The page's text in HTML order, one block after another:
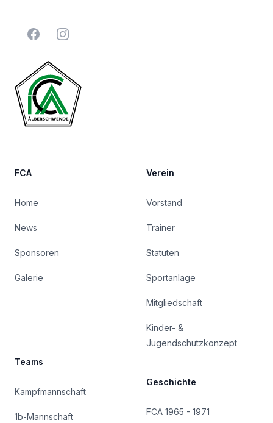
FacebookInstagram
FCA
Home
News
Sponsoren
Galerie
Teams
Kampfmannschaft
1b-Mannschaft
Verein
Vorstand
Trainer
Statuten
Sportanlage
Mitgliedschaft
Kinder- &
Jugendschutzkonzept
Geschichte
FCA 1965 - 1971